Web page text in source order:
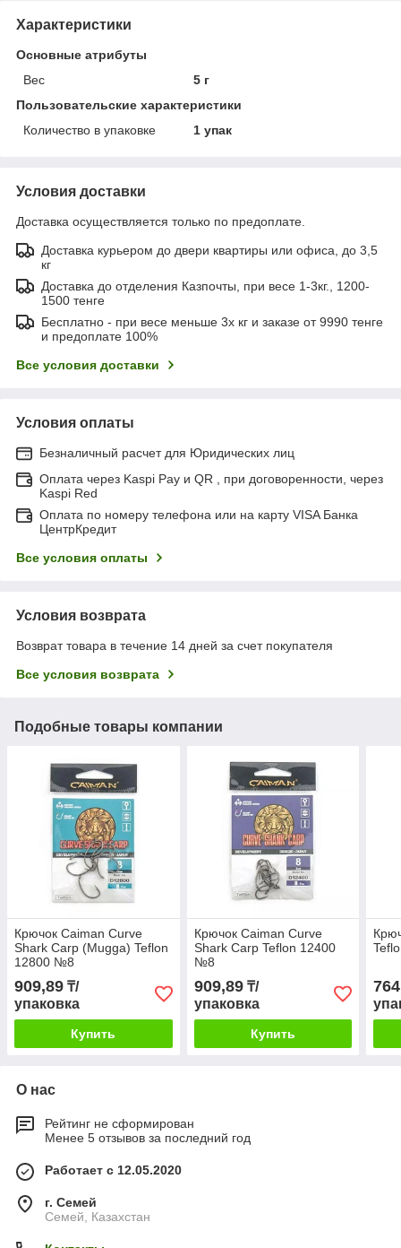
Характеристики
Основные атрибуты
Вес
5 г
Пользовательские характеристики
Количество в упаковке
1 упак
Условия доставки
Доставка осуществляется только по предоплате.
Доставка курьером до двери квартиры или офиса, до 3,5
кг
Доставка до отделения Казпочты, при весе 1-3кг., 1200-
1500 тенге
Бесплатно - при весе меньше 3х кг и заказе от 9990 тенге
и предоплате 100%
Все условия доставки
Условия оплаты
Безналичный расчет для Юридических лиц
Оплата через Kaspi Pay и QR , при договоренности, через
Kaspi Red
Оплата по номеру телефона или на карту VISA Банка
ЦентрКредит
Все условия оплаты
Условия возврата
Возврат товара в течение 14 дней за счет покупателя
Все условия возврата
Подобные товары компании
Крючок Caiman Curve
Shark Carp (Mugga) Teflon
12800 №8
909,89 ₸/
упаковка
Купить
Крючок Caiman Curve
Shark Carp Teflon 12400
№8
909,89₸/
упаковка
Купить
О нас
Рейтинг не сформирован
Менее 5 отзывов за последний год
Работает с 12.05.2020
г. Семей
Семей, Казахстан